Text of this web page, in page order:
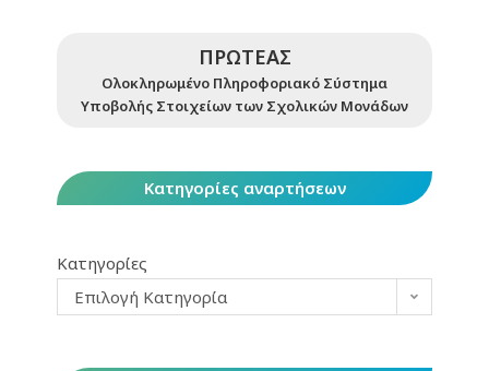
ΠΡΩΤΕΑΣ
Ολοκληρωμένο Πληροφοριακό Σύστημα
Υποβολής Στοιχείων των Σχολικών Μονάδων
Κατηγορίες αναρτήσεων
Κατηγορίες
Επιλογή Κατηγορία